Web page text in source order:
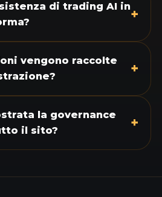
di trading AI in+
vengono raccolte
+
la governance
il sito?
+